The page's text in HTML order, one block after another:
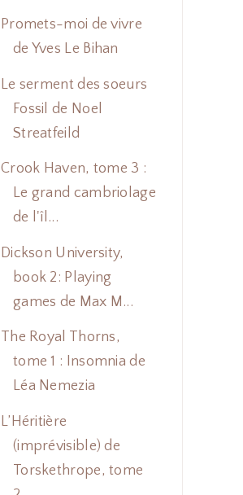
Promets-moi de vivre
de Yves Le Bihan
Le serment des soeurs
Fossil de Noel
Streatfeild
Crook Haven, tome 3 :
Le grand cambriolage
de l'îl...
Dickson University,
book 2: Playing
games de Max M...
The Royal Thorns,
tome 1 : Insomnia de
Léa Nemezia
L’Héritière
(imprévisible) de
Torskethrope, tome